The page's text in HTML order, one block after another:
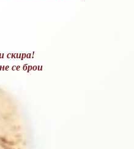
скира!
се брои